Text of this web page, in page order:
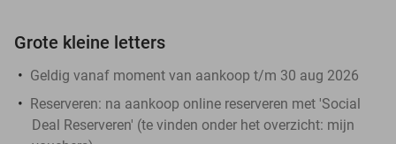
Grote kleine letters
Geldig vanaf moment van aankoop t/m 30 aug 2026
Reserveren: na aankoop online reserveren met 'Social
Deal Reserveren' (te vinden onder het overzicht: mijn